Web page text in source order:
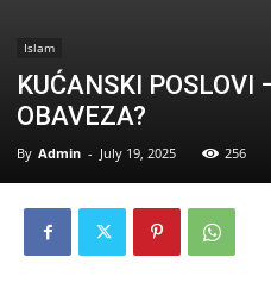
Islam
KUĆANSKI POSLOVI
OBAVEZA?
By Admin - July 19, 2025 256